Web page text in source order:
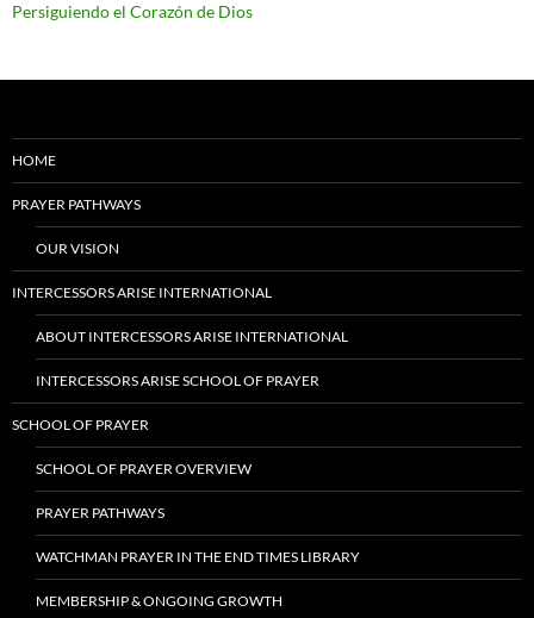
Persiguiendo el Corazón de Dios
HOME
PRAYER PATHWAYS
OUR VISION
INTERCESSORS ARISE INTERNATIONAL
ABOUT INTERCESSORS ARISE INTERNATIONAL
INTERCESSORS ARISE SCHOOL OF PRAYER
SCHOOL OF PRAYER
SCHOOL OF PRAYER OVERVIEW
PRAYER PATHWAYS
WATCHMAN PRAYER IN THE END TIMES LIBRARY
MEMBERSHIP & ONGOING GROWTH